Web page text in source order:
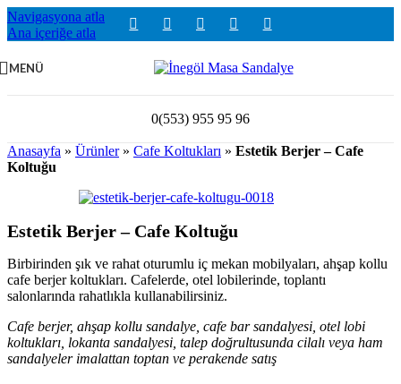
Navigasyona atla
Ana içeriğe atla
MENÜ
0(553) 955 95 96
Anasayfa » Ürünler» Cafe Koltukları » Estetik Berjer – Cafe
Koltuğu
Estetik Berjer – Cafe Koltuğu
Birbirinden şık ve rahat oturumlu iç mekan mobilyaları, ahşap kollu
cafe berjer koltukları. Cafelerde, otel lobilerinde, toplantı
salonlarında rahatlıkla kullanabilirsiniz.
Cafe berjer, ahşap kollu sandalye, cafe bar sandalyesi, otel lobi
koltukları, lokanta sandalyesi, talep doğrultusunda cilalı veya ham
sandalyeler imalattan toptan ve perakende satış